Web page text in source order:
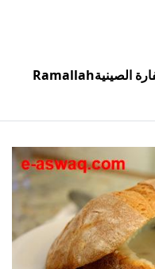
الطيرة الشارع الرئيس مقابل السفارة الصينيةRamallah